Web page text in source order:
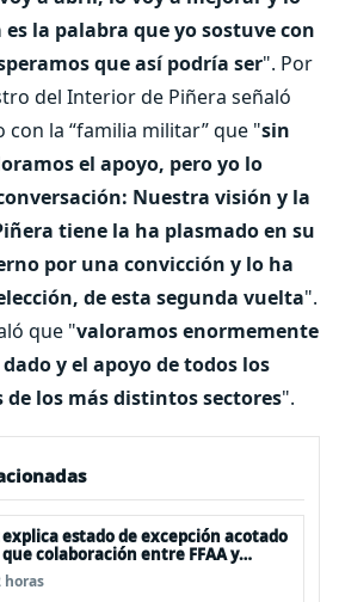
la palabra que yo sostuve con
que así podría ser". Por
del Interior de Piñera señaló
la “familia militar” que "sin
el apoyo, pero yo lo
Nuestra visión y la
tiene la ha plasmado en su
por una convicción y lo ha
de esta segunda vuelta".
que "valoramos enormemente
y el apoyo de todos los
los más distintos sectores".
explica estado de excepción acotado
colaboración entre FFAA y
“es algo del todo pertinente
horas